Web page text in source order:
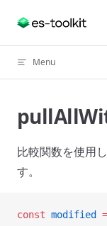
Skip to content
Menu
比較関数を使用
す。
const modified =